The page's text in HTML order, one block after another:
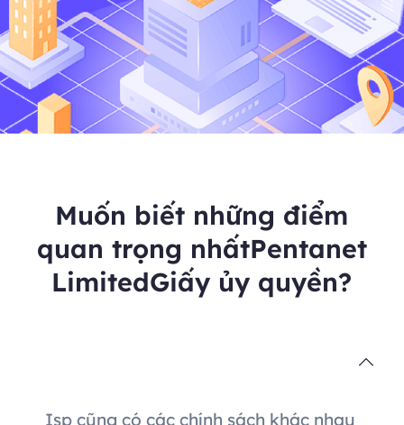
Muốn biết những điểm
quan trọng nhấtPentanet
LimitedGiấy ủy quyền?
Isp cũng có các chính sách khác nhau